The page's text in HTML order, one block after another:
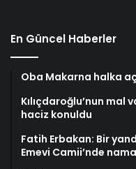
En Güncel Haberler
Oba Makarna halka
Kılıçdaroğlu’nun mal
haciz konuldu
Fatih Erbakan: Bir
Emevi Camii’nde